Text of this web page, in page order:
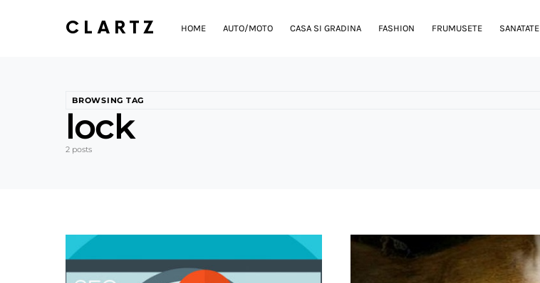
CLARTZ HOME AUTO/MOTO CASA SI GRADINA FASHION FRUMUSETE SANATATE
BROWSING TAG
lock
2 posts